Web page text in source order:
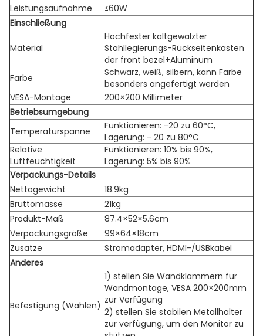
Leistungsaufnahme
≤60W
Einschließung
Material
Hochfester kaltgewalzter
Stahllegierungs-Rückseitenkasten
der front bezel+Aluminum
Farbe
Schwarz, weiß, silbern, kann Farbe
besonders angefertigt werden
VESA-Montage
200×200 Millimeter
Betriebsumgebung
Temperaturspanne
Funktionieren: -20 zu 60°C,
Lagerung: - 20 zu 80°C
Relative
Luftfeuchtigkeit
Funktionieren: 10% bis 90%,
Lagerung: 5% bis 90%
Verpackungs-Details
Nettogewicht
18.9kg
Bruttomasse
21kg
Produkt-Maß
87.4×52×5.6cm
Verpackungsgröße
99×64×18cm
Zusätze
Stromadapter, HDMI-/USBkabel
Anderes
Befestigung (Wahlen)
1) stellen Sie Wandklammern für
Wandmontage, VESA 200×200mm
zur Verfügung
2) stellen Sie stabilen Metallhalter
zur verfügung, um den Monitor zu